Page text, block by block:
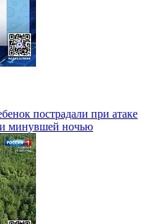
пострадали при атаке
минувшей ночью